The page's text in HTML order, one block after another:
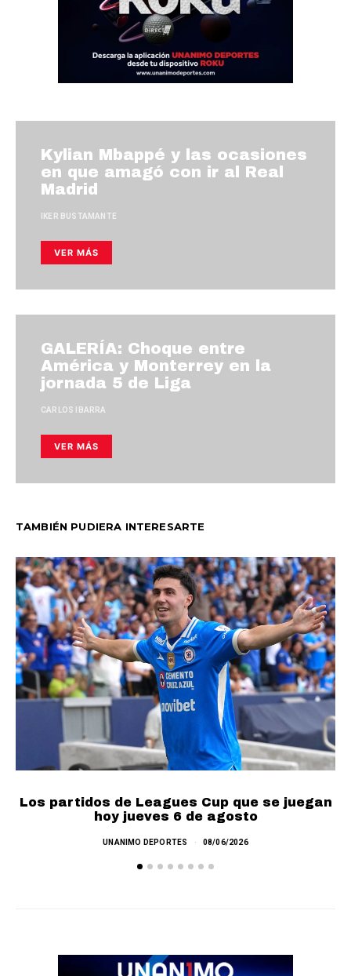
Kylian Mbappé y las ocasiones
en que amagó con ir al Real
Madrid
IKER BUSTAMANTE
VER MÁS
GALERÍA: Choque entre
América y Monterrey en la
jornada 5 de Liga
CARLOS IBARRA
VER MÁS
TAMBIÉN PUDIERA INTERESARTE
Los partidos de Leagues Cup que se juegan
hoy jueves 6 de agosto
UNANIMO DEPORTES 08/06/2026